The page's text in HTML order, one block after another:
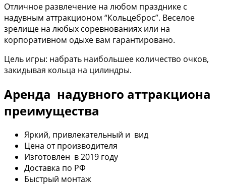
Отличное развлечение на любом празднике с
надувным аттракционом “Кольцеброс”. Веселое
зрелище на любых соревнованиях или на
корпоративном одыхе вам гарантировано.
Цель игры: набрать наибольшее количество очков,
закидывая кольца на цилиндры.
Аренда надувного аттракциона
преимущества
Яркий, привлекательный и вид
Цена от производителя
Изготовлен в 2019 году
Доставка по РФ
Быстрый монтаж